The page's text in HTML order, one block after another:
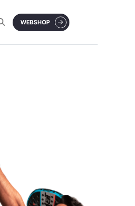
WEBSHOP